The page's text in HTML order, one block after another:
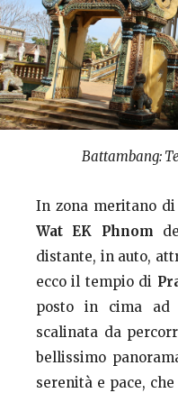
Battambang:
In zona meritano
Wat EK Phnom
distante, in auto,
ecco il tempio di
posto in cima ad
scalinata da
bellissimo
serenità e pace,